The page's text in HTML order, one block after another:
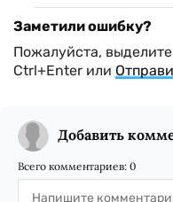
Заметили ошибку?
Пожалуйста,
Ctrl+Enter или
Добавить
Всего комментариев: 0